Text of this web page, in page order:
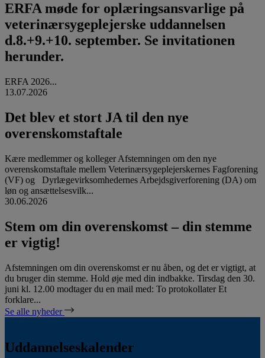
ERFA møde for oplæringsansvarlige på
veterinærsygeplejerske uddannelsen
d.8.+9.+10. september. Se invitationen
herunder.
ERFA 2026...
13.07.2026
Det blev et stort JA til den nye
overenskomstaftale
Kære medlemmer og kolleger Afstemningen om den nye
overenskomstaftale mellem Veterinærsygeplejerskernes Fagforening
(VF) og Dyrlægevirksomhedernes Arbejdsgiverforening (DA) om
løn og ansættelsesvilk...
30.06.2026
Stem om din overenskomst – din stemme
er vigtig!
Afstemningen om din overenskomst er nu åben, og det er vigtigt, at
du bruger din stemme. Hold øje med din indbakke. Tirsdag den 30.
juni kl. 12.00 modtager du en mail med: To protokollater Et
forklare...
Se alle nyheder
Uddannelseskalender